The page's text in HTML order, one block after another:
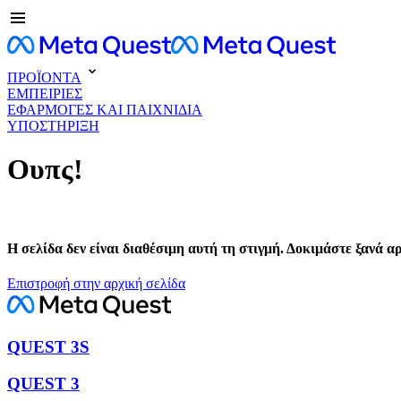
ΠΡΟΪΟΝΤΑ
ΕΜΠΕΙΡΙΕΣ
ΕΦΑΡΜΟΓΕΣ ΚΑΙ ΠΑΙΧΝΙΔΙΑ
ΥΠΟΣΤΗΡΙΞΗ
Ουπς!
Η σελίδα δεν είναι διαθέσιμη αυτή τη στιγμή. Δοκιμάστε ξανά
Επιστροφή στην αρχική σελίδα
QUEST 3S
QUEST 3